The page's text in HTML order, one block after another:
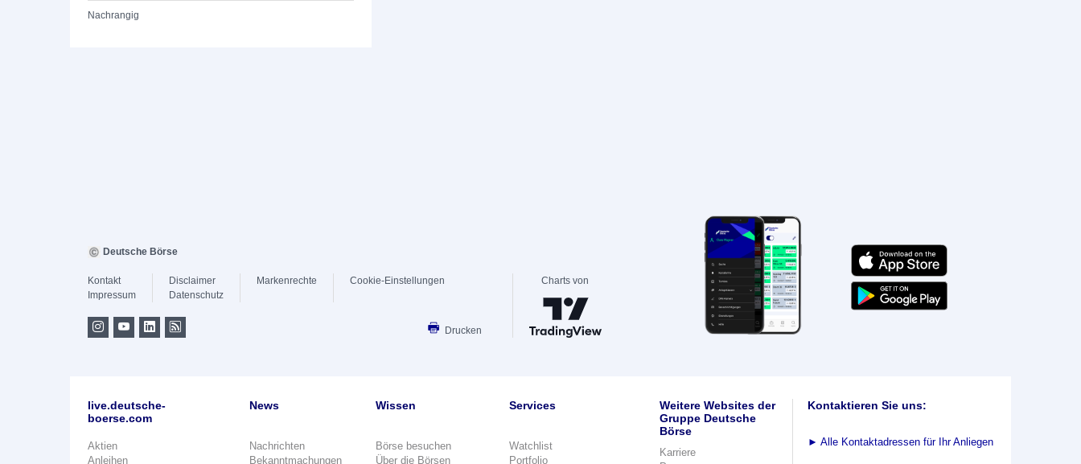
Nachrangig
Deutsche Börse
Kontakt
Impressum
Disclaimer
Datenschutz
Markenrechte Cookie-Einstellungen
Drucken
Charts von
live.deutsche-
boerse.com
Aktien
Anleihen
News
Nachrichten
Bekanntmachungen
Wissen
Börse besuchen
Über die Börsen
Services
Watchlist
Portfolio
Weitere Websites der
Gruppe Deutsche
Börse
Karriere
Kontaktieren Sie uns:
► Alle Kontaktadressen für Ihr Anliegen